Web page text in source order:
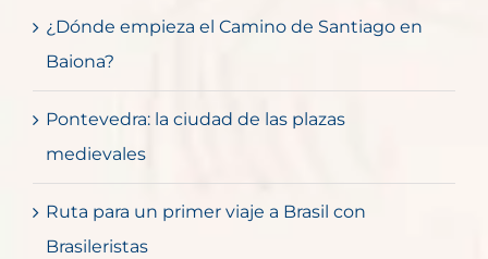
¿Dónde empieza el Camino de Santiago en
Baiona?
Pontevedra: la ciudad de las plazas
medievales
Ruta para un primer viaje a Brasil con
Brasileristas